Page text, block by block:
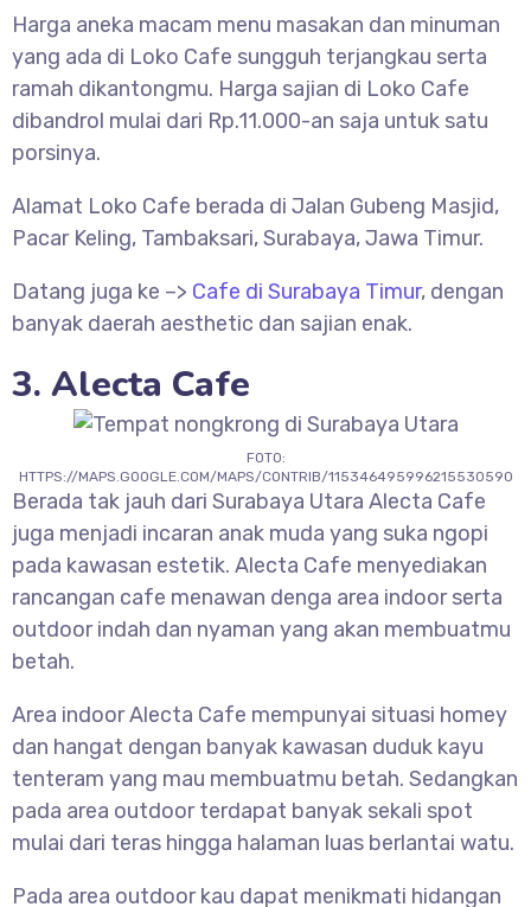
Harga aneka macam menu masakan dan minuman
yang ada di Loko Cafe sungguh terjangkau serta
ramah dikantongmu. Harga sajian di Loko Cafe
dibandrol mulai dari Rp.11.000-an saja untuk satu
porsinya.
Alamat Loko Cafe berada di Jalan Gubeng Masjid,
Pacar Keling, Tambaksari, Surabaya, Jawa Timur.
Datang juga ke –> Cafe di Surabaya Timur, dengan
banyak daerah aesthetic dan sajian enak.
3. Alecta Cafe
FOTO:
HTTPS://MAPS.GOOGLE.COM/MAPS/CONTRIB/115346495996215530590
Berada tak jauh dari Surabaya Utara Alecta Cafe
juga menjadi incaran anak muda yang suka ngopi
pada kawasan estetik. Alecta Cafe menyediakan
rancangan cafe menawan denga area indoor serta
outdoor indah dan nyaman yang akan membuatmu
betah.
Area indoor Alecta Cafe mempunyai situasi homey
dan hangat dengan banyak kawasan duduk kayu
tenteram yang mau membuatmu betah. Sedangkan
pada area outdoor terdapat banyak sekali spot
mulai dari teras hingga halaman luas berlantai watu.
Pada area outdoor kau dapat menikmati hidangan